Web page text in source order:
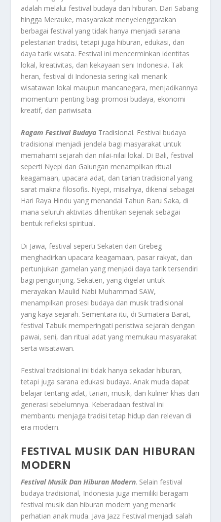
adalah melalui festival budaya dan hiburan. Dari Sabang
hingga Merauke, masyarakat menyelenggarakan
berbagai festival yang tidak hanya menjadi sarana
pelestarian tradisi, tetapi juga hiburan, edukasi, dan
daya tarik wisata. Festival ini mencerminkan identitas
lokal, kreativitas, dan kekayaan seni Indonesia. Tak
heran, festival di Indonesia sering kali menarik
wisatawan lokal maupun mancanegara, menjadikannya
momentum penting bagi promosi budaya, ekonomi
kreatif, dan pariwisata.
Ragam Festival Budaya Tradisional. Festival budaya
tradisional menjadi jendela bagi masyarakat untuk
memahami sejarah dan nilai-nilai lokal. Di Bali, festival
seperti Nyepi dan Galungan menampilkan ritual
keagamaan, upacara adat, dan tarian tradisional yang
sarat makna filosofis. Nyepi, misalnya, dikenal sebagai
Hari Raya Hindu yang menandai Tahun Baru Saka, di
mana seluruh aktivitas dihentikan sejenak sebagai
bentuk refleksi spiritual.
Di Jawa, festival seperti Sekaten dan Grebeg
menghadirkan upacara keagamaan, pasar rakyat, dan
pertunjukan gamelan yang menjadi daya tarik tersendiri
bagi pengunjung. Sekaten, yang digelar untuk
merayakan Maulid Nabi Muhammad SAW,
menampilkan prosesi budaya dan musik tradisional
yang kaya sejarah. Sementara itu, di Sumatera Barat,
festival Tabuik memperingati peristiwa sejarah dengan
pawai, seni, dan ritual adat yang memukau masyarakat
serta wisatawan.
Festival tradisional ini tidak hanya sekadar hiburan,
tetapi juga sarana edukasi budaya. Anak muda dapat
belajar tentang adat, tarian, musik, dan kuliner khas dari
generasi sebelumnya. Keberadaan festival ini
membantu menjaga tradisi tetap hidup dan relevan di
era modern.
FESTIVAL MUSIK DAN HIBURAN
MODERN
Festival Musik Dan Hiburan Modern. Selain festival
budaya tradisional, Indonesia juga memiliki beragam
festival musik dan hiburan modern yang menarik
perhatian anak muda. Java Jazz Festival menjadi salah